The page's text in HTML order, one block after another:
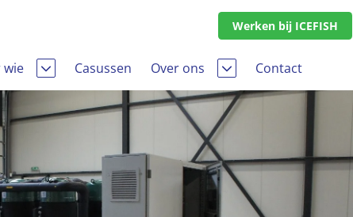
Werken bij ICEFISH
wie Casussen Over ons
Geschiedenis
Werken bij
Erkend leerbedrijf
Contact